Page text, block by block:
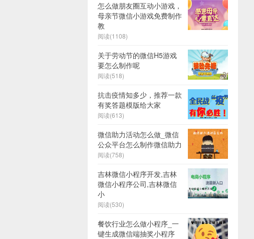
怎么做朋友圈互动小游戏，
母亲节微信小游戏免费制作
教
阅读(1108)
关于劳动节的微信H5游戏
要怎么制作呢
阅读(518)
抗击疫情知多少，推荐一款
有奖答题模版给大家
阅读(613)
微信助力活动怎么做_微信
公众平台怎么制作微信助力
阅读(758)
吉林微信小程序开发,吉林
微信小程序公司,吉林微信
小
阅读(530)
餐饮行业怎么做小程序_一
键生成微信端抽奖小程序